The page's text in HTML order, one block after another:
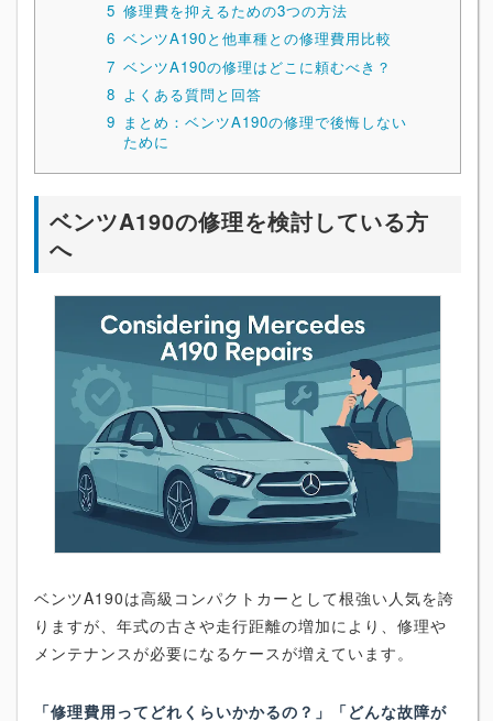
5 修理費を抑えるための3つの方法
6 ベンツA190と他車種との修理費用比較
7 ベンツA190の修理はどこに頼むべき？
8 よくある質問と回答
9 まとめ：ベンツA190の修理で後悔しない
ために
ベンツA190の修理を検討している方
へ
ベンツA190は高級コンパクトカーとして根強い人気を誇
りますが、年式の古さや走行距離の増加により、修理や
メンテナンスが必要になるケースが増えています。
「修理費用ってどれくらいかかるの？」「どんな故障が